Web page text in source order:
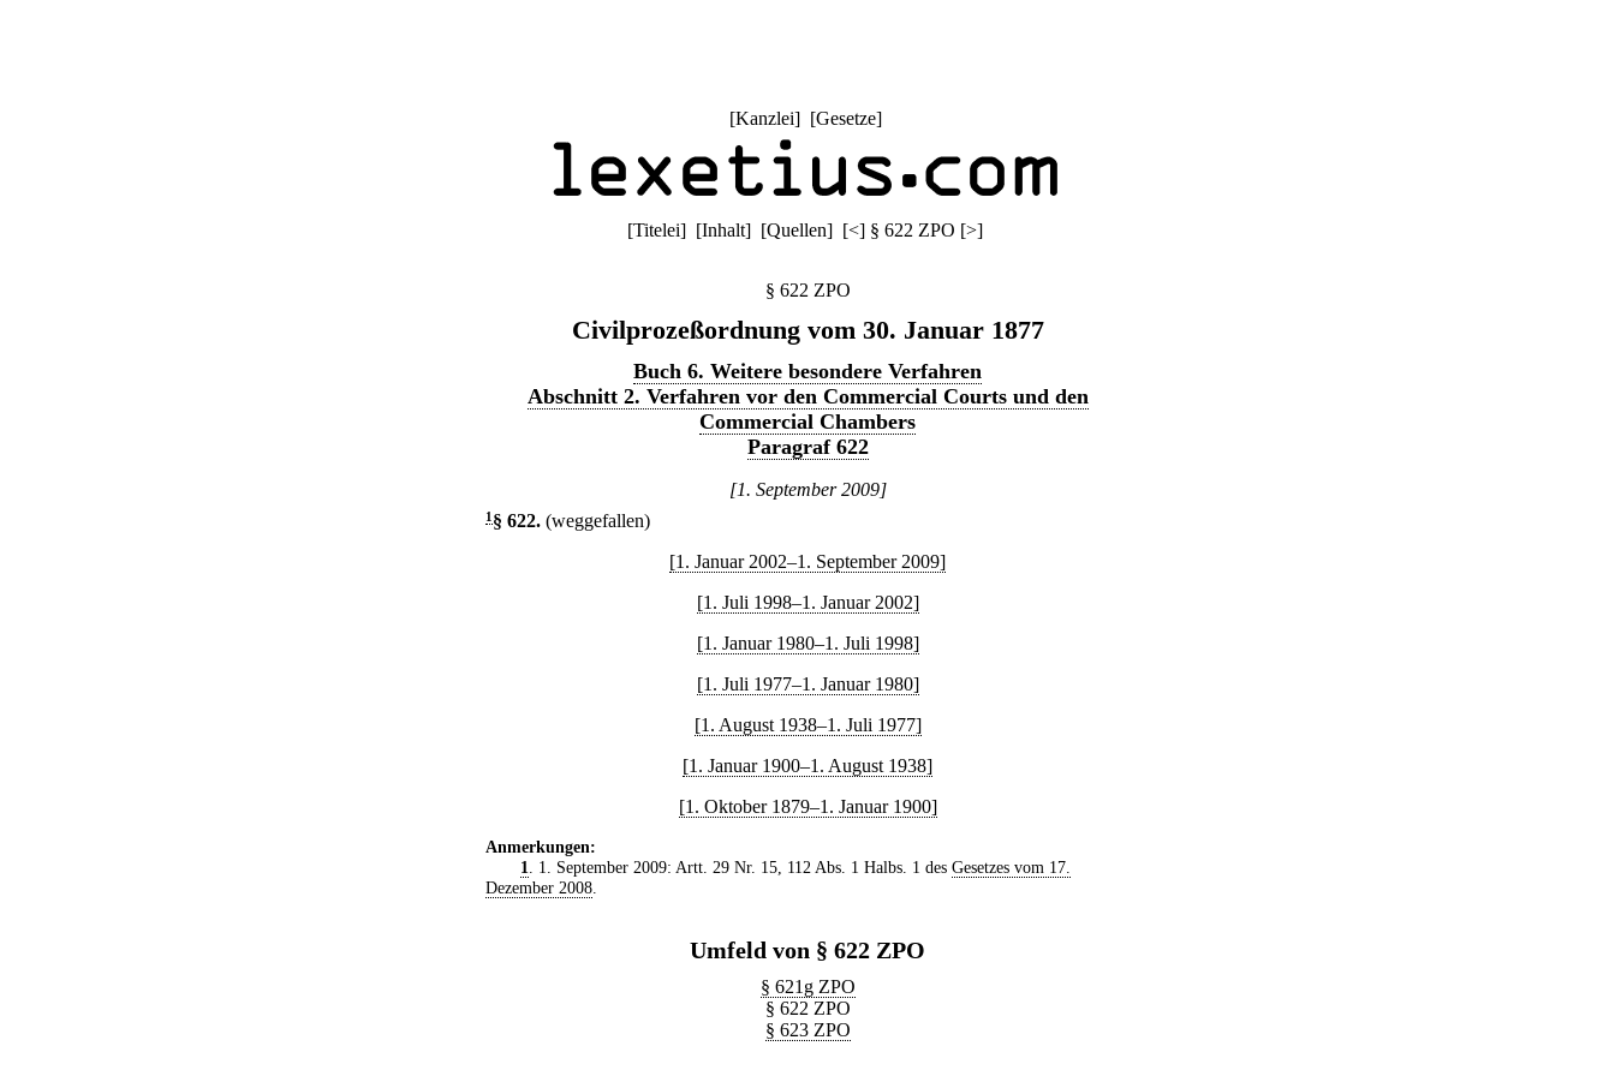
[Kanzlei] [Gesetze]
[Titelei] [Inhalt] [Quellen] [<] § 622 ZPO [>]
§ 622 ZPO
Civilprozeßordnung vom 30. Januar 1877
Buch 6. Weitere besondere Verfahren
Abschnitt 2. Verfahren vor den Commercial Courts und den
Commercial Chambers
Paragraf 622
[1. September 2009]
1 § 622. (weggefallen)
[1. Januar 2002–1. September 2009]
[1. Juli 1998–1. Januar 2002]
[1. Januar 1980–1. Juli 1998]
[1. Juli 1977–1. Januar 1980]
[1. August 1938–1. Juli 1977]
[1. Januar 1900–1. August 1938]
[1. Oktober 1879–1. Januar 1900]
Anmerkungen:
1
. 1. September 2009: Artt. 29 Nr. 15, 112 Abs. 1 Halbs. 1 des Gesetzes vom 17.
Dezember 2008
Umfeld von § 622 ZPO
§ 621g ZPO
§ 622 ZPO
§ 623 ZPO